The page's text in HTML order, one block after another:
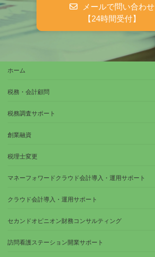
メールで問い合わせ
【24時間受付】
ホーム
税務・会計顧問
税務調査サポート
創業融資
税理士変更
マネーフォワードクラウド会計導入・運用サポート
クラウド会計導入・運用サポート
セカンドオピニオン財務コンサルティング
訪問看護ステーション開業サポート